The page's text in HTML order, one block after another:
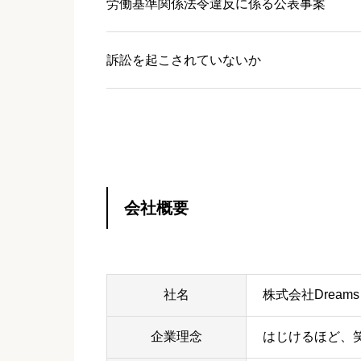
労働基準関係法令違反に係る公表事案
訴訟を起こされていないか
会社概要
社名 株式会社Dreams
企業理念 はじけるほど、